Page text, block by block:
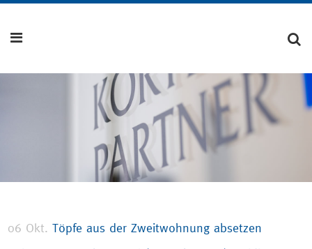
06 Okt. Töpfe aus der Zweitwohnung absetzen